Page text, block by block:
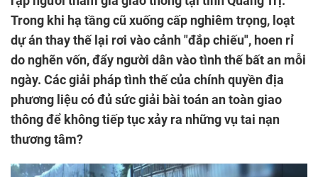
Trong khi hạ tầng cũ xuống cấp nghiêm trọng, loạt
dự án thay thế lại rơi vào cảnh "đắp chiếu", hoen rỉ
do nghẽn vốn, đẩy người dân vào tình thế bất an mỗi
ngày. Các giải pháp tình thế của chính quyền địa
phương liệu có đủ sức giải bài toán an toàn giao
thông để không tiếp tục xảy ra những vụ tai nạn
thương tâm?